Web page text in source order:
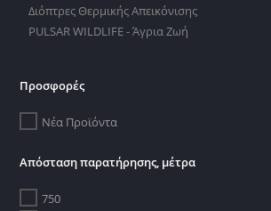
Διόπτρες Θερμικής Απεικόνισης
PULSAR WILDLIFE - Άγρια Ζωή
Προσφορές
Νέα Προϊόντα
Απόσταση παρατήρησης, μέτρα
750